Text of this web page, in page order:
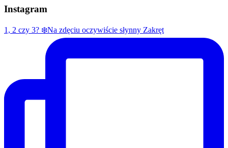
Instagram
1, 2 czy 3? ❄️Na zdęciu oczywiście słynny Zakręt